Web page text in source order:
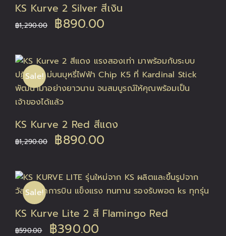
KS Kurve 2 Silver สีเงิน
฿1,290.00
Original
was:
฿1,290.00.
฿890.00
is:
฿890.00.
Sale!
KS Kurve 2 Red สีแดง
฿1,290.00
Original
was:
฿890.00
is:
Sale!
KS Kurve Lite 2 สี Flamingo Red
฿590.00 Original
฿390.00